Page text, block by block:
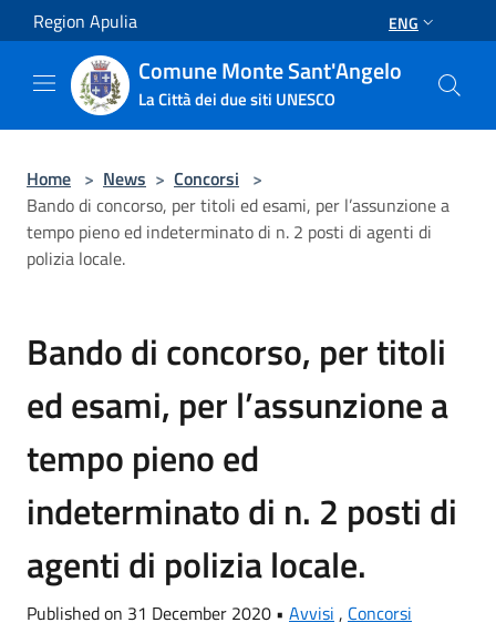
Salta al contenuto principale
Region Apulia ENG
Comune Monte Sant'Angelo
La Città dei due siti UNESCO
Home > News > Concorsi >
Bando di concorso, per titoli ed esami, per l’assunzione a
tempo pieno ed indeterminato di n. 2 posti di agenti di
polizia locale.
Bando di concorso, per titoli
ed esami, per l’assunzione a
tempo pieno ed
indeterminato di n. 2 posti di
agenti di polizia locale.
Published on 31 December 2020 • Avvisi , Concorsi